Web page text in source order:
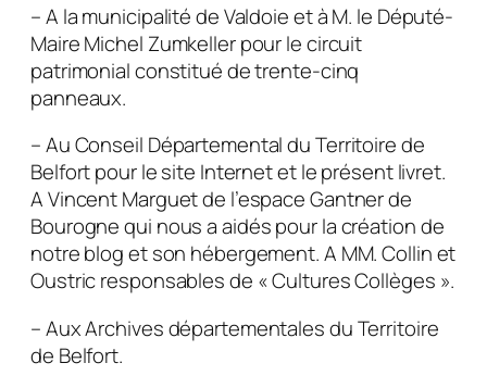
– A la municipalité de Valdoie et à M. le Député-
Maire Michel Zumkeller pour le circuit
patrimonial constitué de trente-cinq
panneaux.
– Au Conseil Départemental du Territoire de
Belfort pour le site Internet et le présent livret.
A Vincent Marguet de l’espace Gantner de
Bourogne qui nous a aidés pour la création de
notre blog et son hébergement. A MM. Collin et
Oustric responsables de « Cultures Collèges ».
– Aux Archives départementales du Territoire
de Belfort.